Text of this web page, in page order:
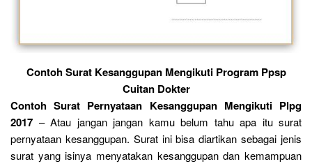
Contoh Surat Kesanggupan Mengikuti Program Ppsp
Cuitan Dokter
Contoh Surat Pernyataan Kesanggupan Mengikuti Plpg
2017 – Atau jangan jangan kamu belum tahu apa itu surat
pernyataan kesanggupan. Surat ini bisa diartikan sebagai jenis
surat yang isinya menyatakan kesanggupan dan kemampuan